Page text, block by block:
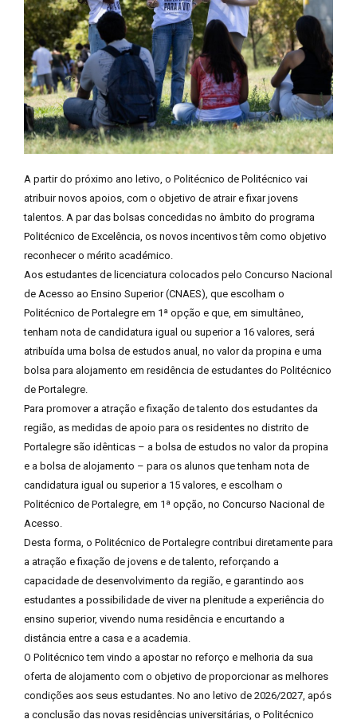
A partir do próximo ano letivo, o Politécnico de Politécnico vai
atribuir novos apoios, com o objetivo de atrair e fixar jovens
talentos. A par das bolsas concedidas no âmbito do programa
Politécnico de Excelência, os novos incentivos têm como objetivo
reconhecer o mérito académico.
Aos estudantes de licenciatura colocados pelo Concurso Nacional
de Acesso ao Ensino Superior (CNAES), que escolham o
Politécnico de Portalegre em 1ª opção e que, em simultâneo,
tenham nota de candidatura igual ou superior a 16 valores, será
atribuída uma bolsa de estudos anual, no valor da propina e uma
bolsa para alojamento em residência de estudantes do Politécnico
de Portalegre.
Para promover a atração e fixação de talento dos estudantes da
região, as medidas de apoio para os residentes no distrito de
Portalegre são idênticas – a bolsa de estudos no valor da propina
e a bolsa de alojamento – para os alunos que tenham nota de
candidatura igual ou superior a 15 valores, e escolham o
Politécnico de Portalegre, em 1ª opção, no Concurso Nacional de
Acesso.
Desta forma, o Politécnico de Portalegre contribui diretamente para
a atração e fixação de jovens e de talento, reforçando a
capacidade de desenvolvimento da região, e garantindo aos
estudantes a possibilidade de viver na plenitude a experiência do
ensino superior, vivendo numa residência e encurtando a
distância entre a casa e a academia.
O Politécnico tem vindo a apostar no reforço e melhoria da sua
oferta de alojamento com o objetivo de proporcionar as melhores
condições aos seus estudantes. No ano letivo de 2026/2027, após
a conclusão das novas residências universitárias, o Politécnico